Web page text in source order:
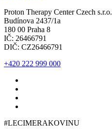
Proton Therapy Center Czech s.r.o.
Budínova 2437/1a
180 00 Praha 8
IČ: 26466791
DIČ: CZ26466791
+420 222 999 000
#LECIMERAKOVINU